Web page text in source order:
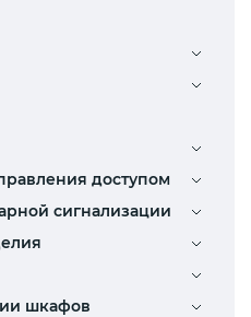
доступом
сигнализации
шкафов